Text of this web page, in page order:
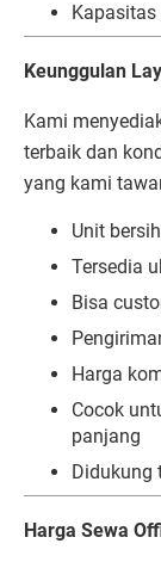
Keunggulan
Kami
terbaik dan
yang kami
Unit
Tersedia
Bisa
Harga
Cocok
panjang
Didukung
Harga Sewa